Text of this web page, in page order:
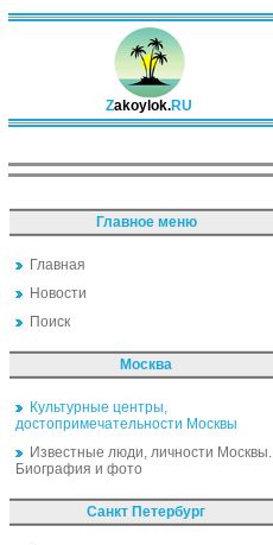
Zakoylok.RU
Главное меню
Главная
Новости
Поиск
Москва
Культурные центры,
достопримечательности Москвы
Известные люди, личности Москвы.
Биография и фото
Санкт Петербург